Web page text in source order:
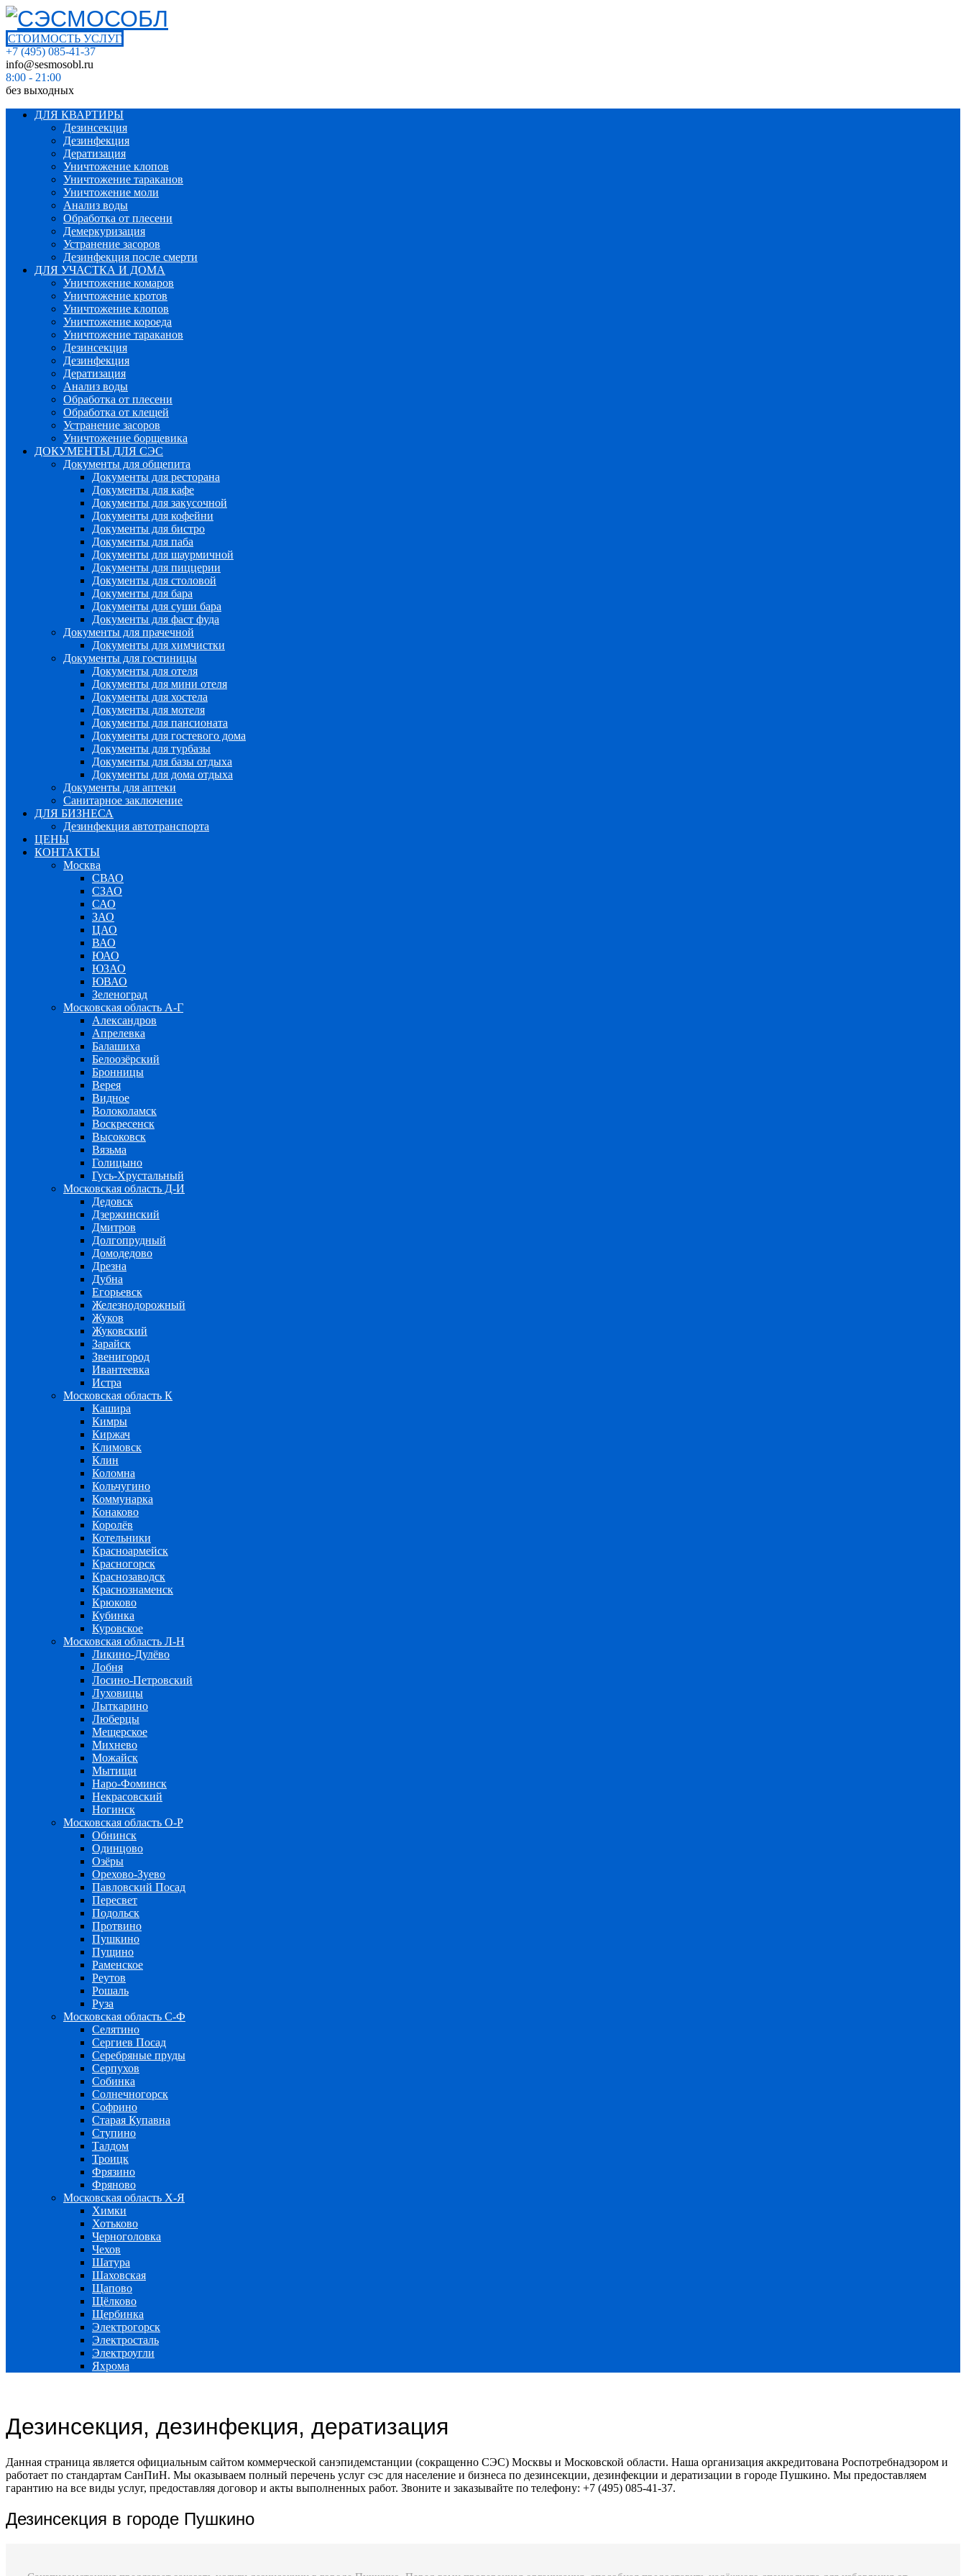
СТОИМОСТЬ УСЛУГ
+7 (495) 085-41-37
info@sesmosobl.ru
8:00 - 21:00
без выходных
ДЛЯ КВАРТИРЫ
Дезинсекция
Дезинфекция
Дератизация
Уничтожение клопов
Уничтожение тараканов
Уничтожение моли
Анализ воды
Обработка от плесени
Демеркуризация
Устранение засоров
Дезинфекция после смерти
ДЛЯ УЧАСТКА И ДОМА
Уничтожение комаров
Уничтожение кротов
Уничтожение клопов
Уничтожение короеда
Уничтожение тараканов
Дезинсекция
Дезинфекция
Дератизация
Анализ воды
Обработка от плесени
Обработка от клещей
Устранение засоров
Уничтожение борщевика
ДОКУМЕНТЫ ДЛЯ СЭС
Документы для общепита
Документы для ресторана
Документы для кафе
Документы для закусочной
Документы для кофейни
Документы для бистро
Документы для паба
Документы для шаурмичной
Документы для пиццерии
Документы для столовой
Документы для бара
Документы для суши бара
Документы для фаст фуда
Документы для прачечной
Документы для химчистки
Документы для гостиницы
Документы для отеля
Документы для мини отеля
Документы для хостела
Документы для мотеля
Документы для пансионата
Документы для гостевого дома
Документы для турбазы
Документы для базы отдыха
Документы для дома отдыха
Документы для аптеки
Санитарное заключение
ДЛЯ БИЗНЕСА
Дезинфекция автотранспорта
ЦЕНЫ
КОНТАКТЫ
Москва
СВАО
СЗАО
САО
ЗАО
ЦАО
ВАО
ЮАО
ЮЗАО
ЮВАО
Зеленоград
Московская область А-Г
Александров
Апрелевка
Балашиха
Белоозёрский
Бронницы
Верея
Видное
Волоколамск
Воскресенск
Высоковск
Вязьма
Голицыно
Гусь-Хрустальный
Московская область Д-И
Дедовск
Дзержинский
Дмитров
Долгопрудный
Домодедово
Дрезна
Дубна
Егорьевск
Железнодорожный
Жуков
Жуковский
Зарайск
Звенигород
Ивантеевка
Истра
Московская область К
Кашира
Кимры
Киржач
Климовск
Клин
Коломна
Кольчугино
Коммунарка
Конаково
Королёв
Котельники
Красноармейск
Красногорск
Краснозаводск
Краснознаменск
Крюково
Кубинка
Куровское
Московская область Л-Н
Ликино-Дулёво
Лобня
Лосино-Петровский
Луховицы
Лыткарино
Люберцы
Мещерское
Михнево
Можайск
Мытищи
Наро-Фоминск
Некрасовский
Ногинск
Московская область О-Р
Обнинск
Одинцово
Озёры
Орехово-Зуево
Павловский Посад
Пересвет
Подольск
Протвино
Пушкино
Пущино
Раменское
Реутов
Рошаль
Руза
Московская область С-Ф
Селятино
Сергиев Посад
Серебряные пруды
Серпухов
Собинка
Солнечногорск
Софрино
Старая Купавна
Ступино
Талдом
Троицк
Фрязино
Фряново
Московская область Х-Я
Химки
Хотьково
Черноголовка
Чехов
Шатура
Шаховская
Щапово
Щёлково
Щербинка
Электрогорск
Электросталь
Электроугли
Яхрома
Дезинсекция, дезинфекция, дератизация
Данная страница является официальным сайтом коммерческой санэпидемстанции (сокращенно СЭС) Москвы и Московской области. Наша организация аккредитована Роспотребнадзором и
работает по стандартам СанПиН. Мы оказываем полный перечень услуг сэс для население и бизнеса по дезинсекции, дезинфекции и дератизации в городе Пушкино. Мы предоставляем
гарантию на все виды услуг, предоставляя договор и акты выполненных работ. Звоните и заказывайте по телефону: +7 (495) 085-41-37.
Дезинсекция в городе Пушкино